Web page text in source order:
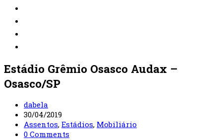
Estádio Grêmio Osasco Audax –
Osasco/SP
dabela
30/04/2019
Assentos, Estádios, Mobiliário
0 Comments